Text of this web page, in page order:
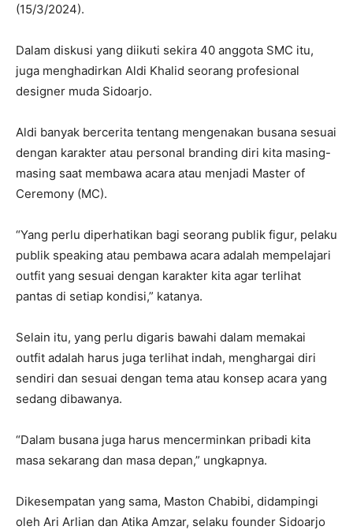
(15/3/2024).
Dalam diskusi yang diikuti sekira 40 anggota SMC itu,
juga menghadirkan Aldi Khalid seorang profesional
designer muda Sidoarjo.
Aldi banyak bercerita tentang mengenakan busana sesuai
dengan karakter atau personal branding diri kita masing-
masing saat membawa acara atau menjadi Master of
Ceremony (MC).
“Yang perlu diperhatikan bagi seorang publik figur, pelaku
publik speaking atau pembawa acara adalah mempelajari
outfit yang sesuai dengan karakter kita agar terlihat
pantas di setiap kondisi,” katanya.
Selain itu, yang perlu digaris bawahi dalam memakai
outfit adalah harus juga terlihat indah, menghargai diri
sendiri dan sesuai dengan tema atau konsep acara yang
sedang dibawanya.
“Dalam busana juga harus mencerminkan pribadi kita
masa sekarang dan masa depan,” ungkapnya.
Dikesempatan yang sama, Maston Chabibi, didampingi
oleh Ari Arlian dan Atika Amzar, selaku founder Sidoarjo